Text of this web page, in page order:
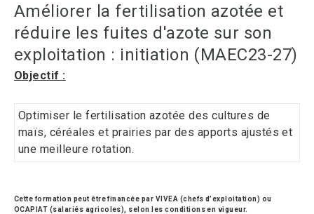
Améliorer la fertilisation azotée et
réduire les fuites d'azote sur son
exploitation : initiation (MAEC23-27)
Objectif :
Optimiser le fertilisation azotée des cultures de
maïs, céréales et prairies par des apports ajustés et
une meilleure rotation.
Cette formation peut être financée par VIVEA (chefs d’exploitation) ou
OCAPIAT (salariés agricoles), selon les conditions en vigueur.